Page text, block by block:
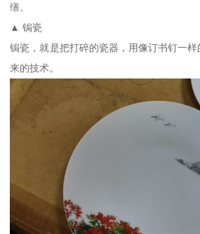
缮。
▲ 锔瓷
锔瓷，就是把打碎的瓷器，用像订书钉一样
来的技术。